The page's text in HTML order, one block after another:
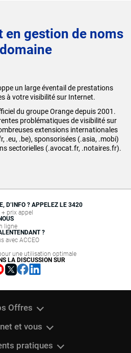
en gestion de noms
un large éventail de prestations
à votre visibilité sur Internet.
du groupe Orange depuis 2001.
problématiques de visibilité sur
extensions internationales
.eu, .be), sponsorisées (.asia, .mobi)
sectorielles (.avocat.fr, .notaires.fr).